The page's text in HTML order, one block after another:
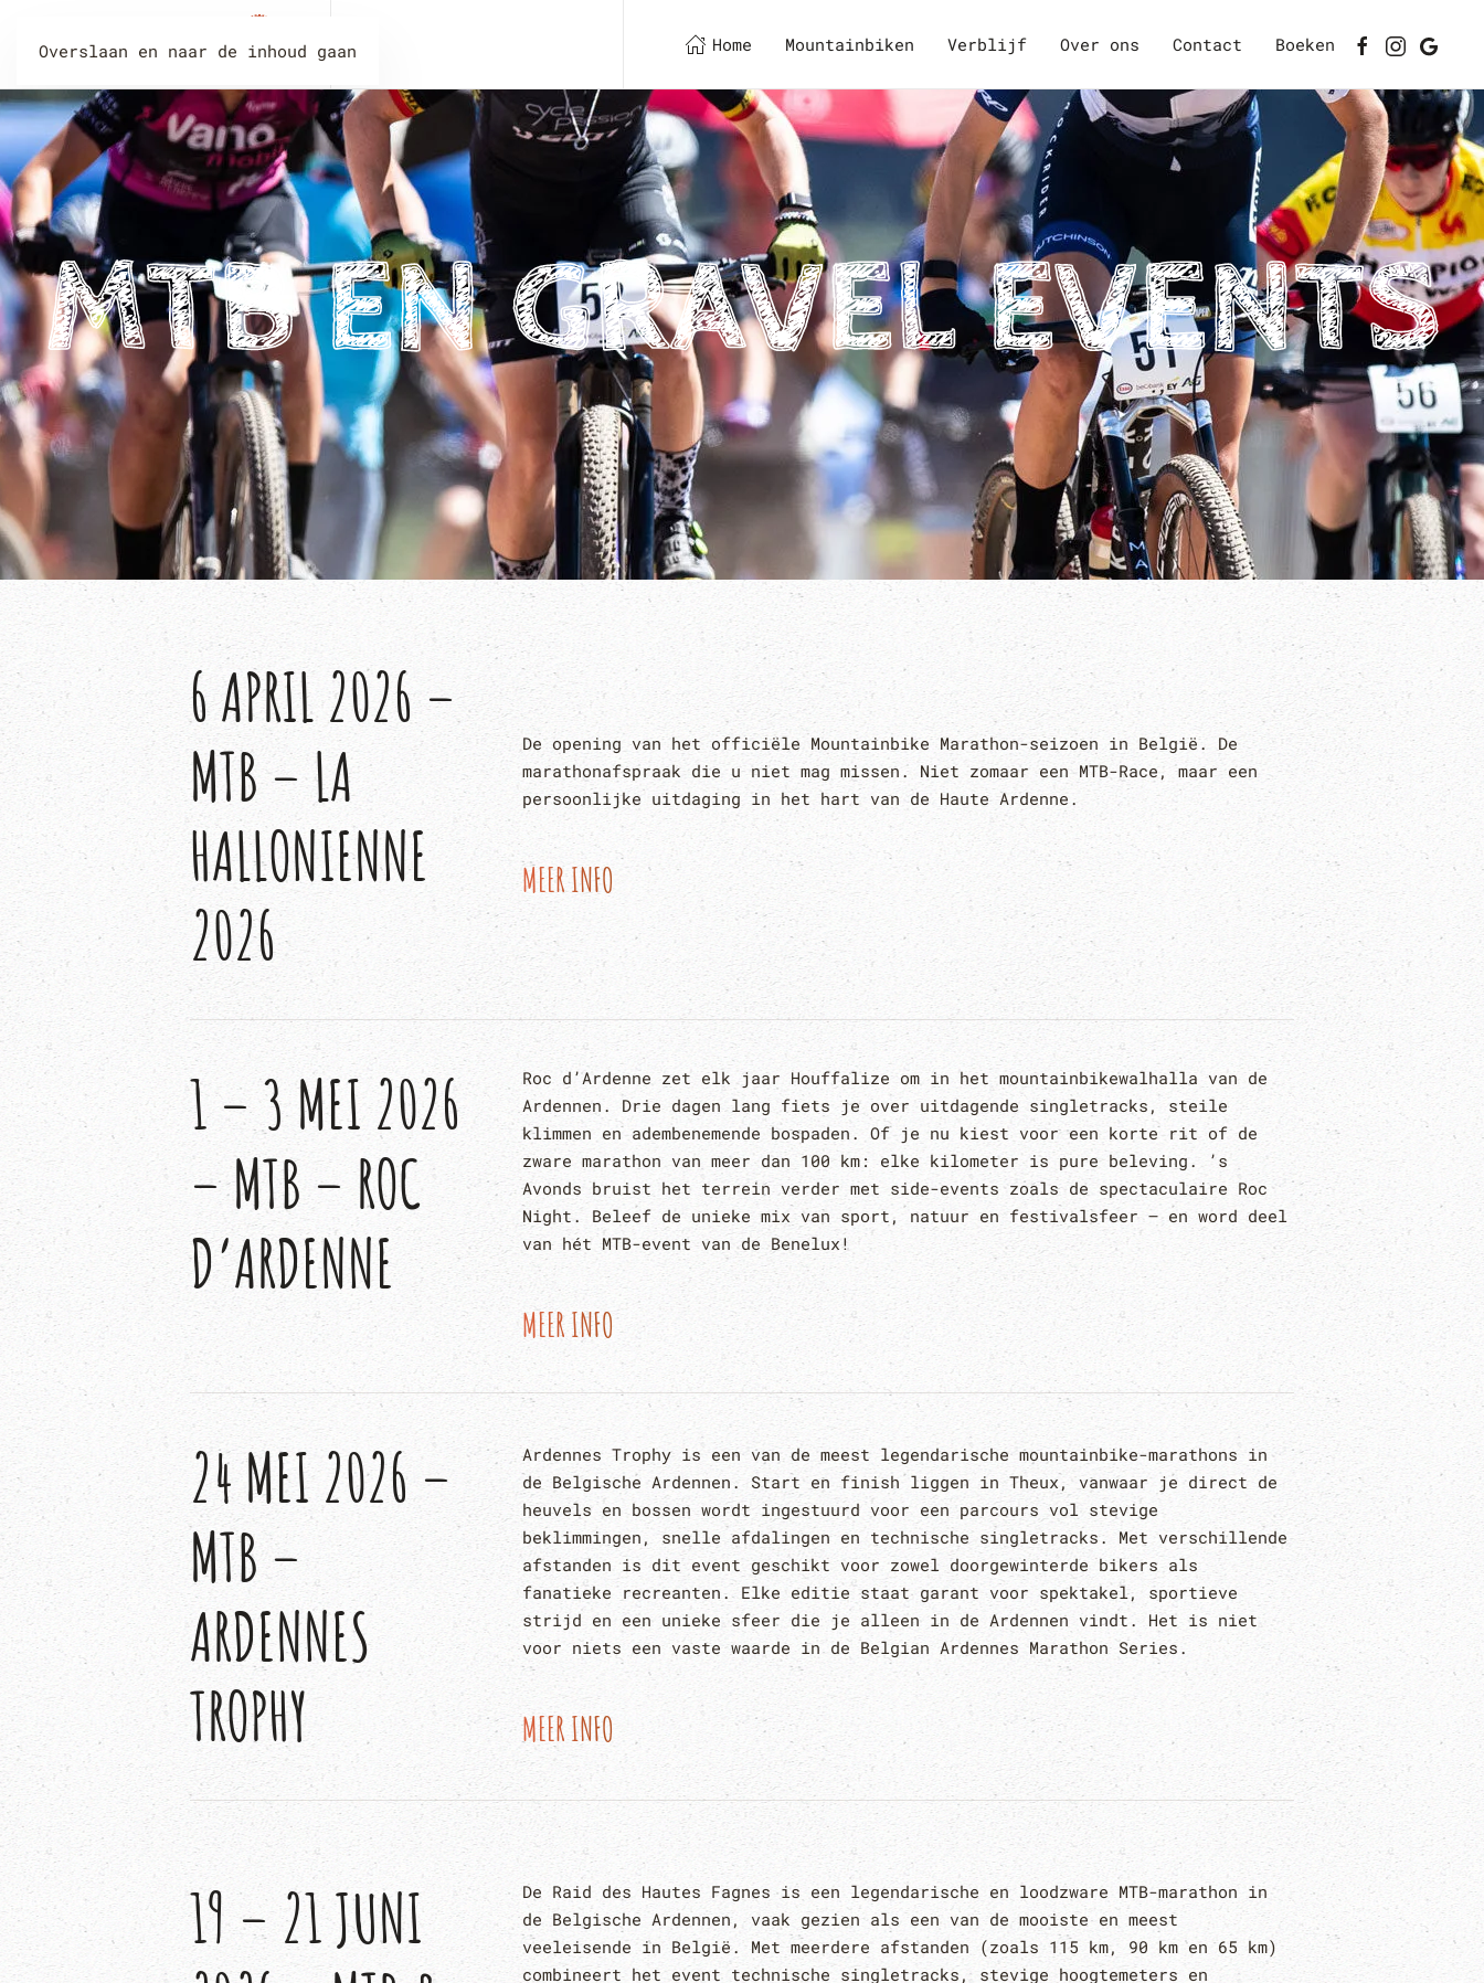
Overslaan en naar de inhoud gaan Home Mountainbiken Verblijf Over ons Contact Boeken
MTB EN GRAVEL EVENTS
6 APRIL 2026 –
MTB – LA
HALLONIENNE
2026
De opening van het officiële Mountainbike Marathon-seizoen in België. De
marathonafspraak die u niet mag missen. Niet zomaar een MTB-Race, maar een
persoonlijke uitdaging in het hart van de Haute Ardenne.
MEER INFO
1 – 3 MEI 2026
– MTB – ROC
D’ARDENNE
Roc d’Ardenne zet elk jaar Houffalize om in het mountainbike­walhalla van de
Ardennen. Drie dagen lang fiets je over uitdagende singletracks, steile
klimmen en adembenemende bospaden. Of je nu kiest voor een korte rit of de
zware marathon van meer dan 100 km: elke kilometer is pure beleving. ’s
Avonds bruist het terrein verder met side-events zoals de spectaculaire Roc
Night. Beleef de unieke mix van sport, natuur en festivalsfeer – en word deel
van hét MTB-event van de Benelux!
MEER INFO
24 MEI 2026 –
MTB –
ARDENNES
TROPHY
Ardennes Trophy is een van de meest legendarische mountainbike-marathons in
de Belgische Ardennen. Start en finish liggen in Theux, vanwaar je direct de
heuvels en bossen wordt ingestuurd voor een parcours vol stevige
beklimmingen, snelle afdalingen en technische singletracks. Met verschillende
afstanden is dit event geschikt voor zowel doorgewinterde bikers als
fanatieke recreanten. Elke editie staat garant voor spektakel, sportieve
strijd en een unieke sfeer die je alleen in de Ardennen vindt. Het is niet
voor niets een vaste waarde in de Belgian Ardennes Marathon Series.
MEER INFO
19 – 21 JUNI
De Raid des Hautes Fagnes is een legendarische en loodzware MTB-marathon in
de Belgische Ardennen, vaak gezien als een van de mooiste en meest
veeleisende in België. Met meerdere afstanden (zoals 115 km, 90 km en 65 km)
combineert het event technische singletracks, stevige hoogtemeters en